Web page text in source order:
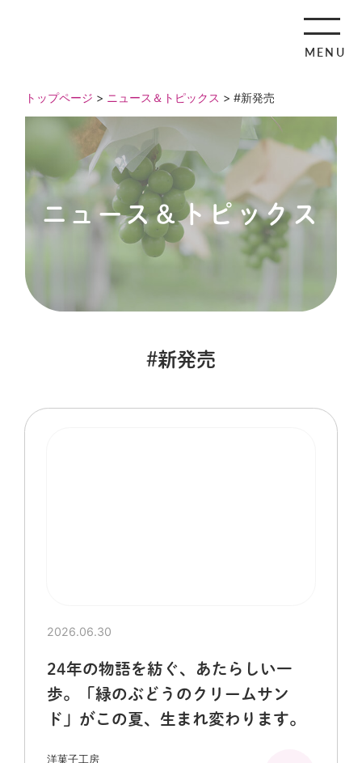
MENU
トップページ > ニュース＆トピックス > #新発売
ニュース＆トピックス
#新発売
2026.06.30
24年の物語を紡ぐ、あたらしい一
歩。「緑のぶどうのクリームサン
ド」がこの夏、生まれ変わります。
洋菓子工房